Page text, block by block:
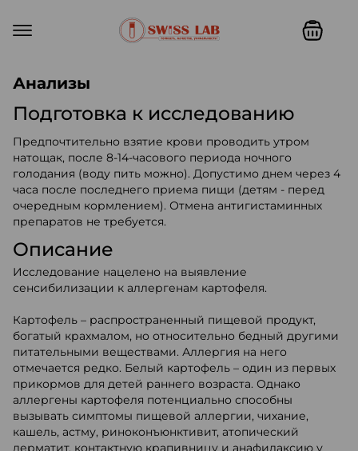
Анализы
Подготовка к исследованию
Предпочтительно взятие крови проводить утром
натощак, после 8-14-часового периода ночного
голодания (воду пить можно). Допустимо днем через 4
часа после последнего приема пищи (детям - перед
очередным кормлением). Отмена антигистаминных
препаратов не требуется.
Описание
Исследование нацелено на выявление
сенсибилизации к аллергенам картофеля.
Картофель – распространенный пищевой продукт,
богатый крахмалом, но относительно бедный другими
питательными веществами. Аллергия на него
отмечается редко. Белый картофель – один из первых
прикормов для детей раннего возраста. Однако
аллергены картофеля потенциально способны
вызывать симптомы пищевой аллергии, чихание,
кашель, астму, риноконъюнктивит, атопический
дерматит, контактную крапивницу и анафилаксию у